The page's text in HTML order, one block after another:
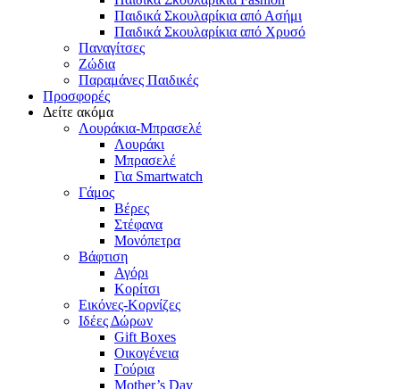
Παιδικά Σκουλαρίκια από Ασήμι
Παιδικά Σκουλαρίκια από Χρυσό
Παναγίτσες
Ζώδια
Παραμάνες Παιδικές
Προσφορές
Δείτε ακόμα
Λουράκια-Μπρασελέ
Λουράκι
Μπρασελέ
Για Smartwatch
Γάμος
Βέρες
Στέφανα
Μονόπετρα
Βάφτιση
Αγόρι
Κορίτσι
Εικόνες-Κορνίζες
Ιδέες Δώρων
Gift Boxes
Οικογένεια
Γούρια
Mother’s Day